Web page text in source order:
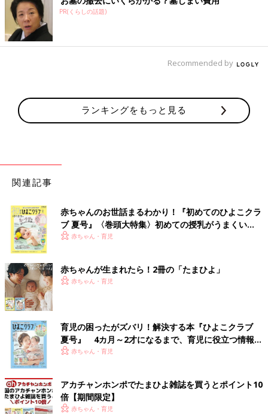
PR(くらしの話題)
Recommended by
ランキングをもっと見る
関連記事
赤ちゃんのお世話まるわかり！『初めてのひよこクラ
ブ 夏号』〈巻頭大特集〉初めての授乳がうまくい
く！ おっぱい・ミルクの基本と夏のトラブル 解決テ
赤ちゃん・育児
赤ちゃんが生まれたら！2冊の「たまひよ」
赤ちゃん・育児
育児の困ったがズバリ！解決する本『ひよこクラブ
夏号』 4カ月～2才になるまで、育児に役立つ情報が
いっぱい！
赤ちゃん・育児
アカチャンホンポでたまひよ雑誌を買うとポイント10
倍【期間限定】
赤ちゃん・育児